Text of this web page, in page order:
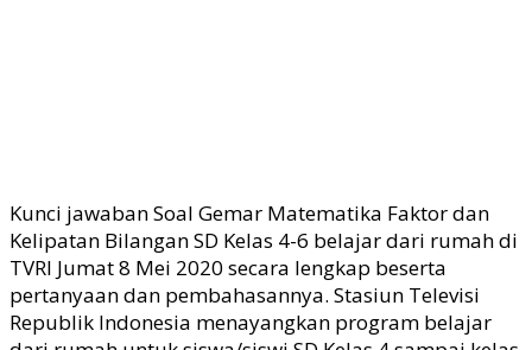
Kunci jawaban Soal Gemar Matematika Faktor dan
Kelipatan Bilangan SD Kelas 4-6 belajar dari rumah di
TVRI Jumat 8 Mei 2020 secara lengkap beserta
pertanyaan dan pembahasannya. Stasiun Televisi
Republik Indonesia menayangkan program belajar